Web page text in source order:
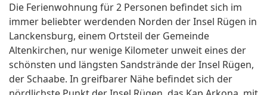
Die Ferienwohnung für 2 Personen befindet sich im
immer beliebter werdenden Norden der Insel Rügen in
Lanckensburg, einem Ortsteil der Gemeinde
Altenkirchen, nur wenige Kilometer unweit eines der
schönsten und längsten Sandstrände der Insel Rügen,
der Schaabe. In greifbarer Nähe befindet sich der